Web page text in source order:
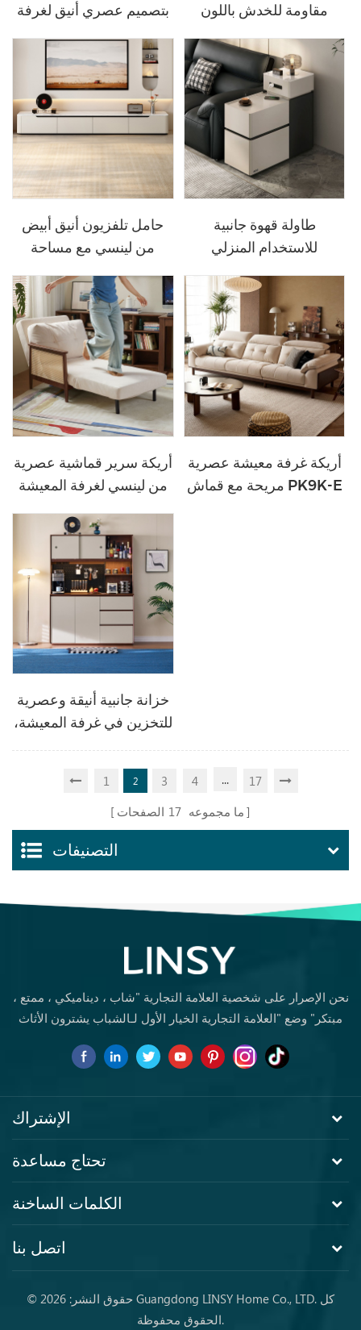
بتصميم عصري أنيق لغرفة
مقاومة للخدش باللون
حامل تلفزيون أنيق أبيض
من لينسي مع مساحة
طاولة قهوة جانبية
للاستخدام المنزلي
أريكة سرير قماشية عصرية
من لينسي لغرفة المعيشة
أريكة غرفة معيشة عصرية
مريحة مع قماش PK9K-E
خزانة جانبية أنيقة وعصرية
للتخزين في غرفة المعيشة،
(RU3T-A)
1 2 3 4 ...
17
ما مجموعه 17 الصفحات
التصنيفات
نحن الإصرار على شخصية العلامة التجارية "شاب ، ديناميكي ، ممتع ،
مبتكر" وضع "العلامة التجارية الخيار الأول لـالشباب يشترون الأثاث
الإشتراك
تحتاج مساعدة
الكلمات الساخنة
اتصل بنا
© حقوق النشر: 2026 Guangdong LINSY Home Co., LTD. كل
الحقوق محفوظة.